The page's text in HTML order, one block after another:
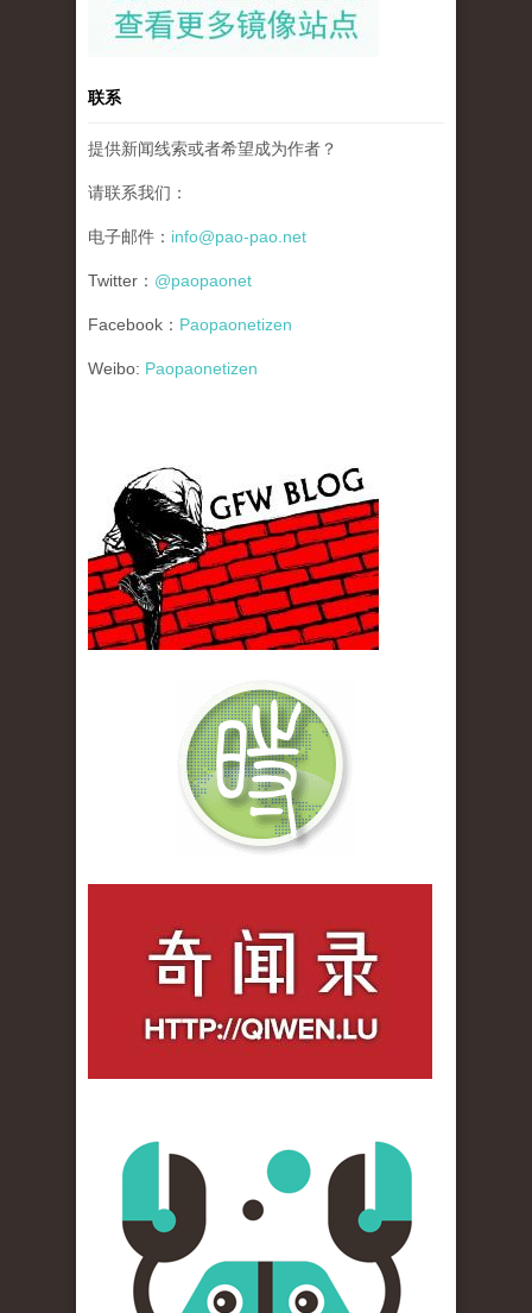
联系
提供新闻线索或者希望成为作者？
请联系我们：
电子邮件： info@pao-pao.net
Twitter： @paopaonet
Facebook： Paopaonetizen
Weibo: Paopaonetizen
gfw_blog_small.jpg